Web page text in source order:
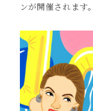
ンが開催されます。